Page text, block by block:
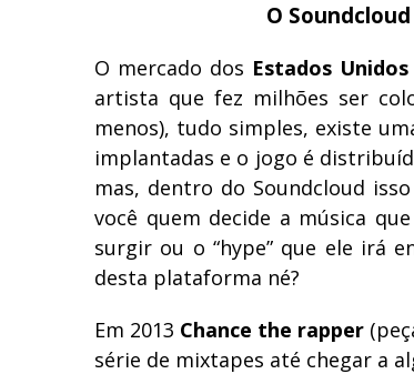
O
O mercado dos Estados Unidos
artista que fez milhões ser
menos), tudo simples, existe
implantadas e o jogo é
mas, dentro do Soundcloud
você quem decide a música
surgir ou o “hype” que ele irá
desta plataforma né?
Em 2013 Chance the rapper
série de mixtapes até chegar a